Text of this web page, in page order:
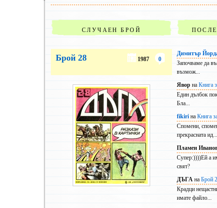
СЛУЧАЕН БРОЙ
Брой 28 1987 0
Димитър
Започваме да
възмож...
Явор на Книга
Един дълбок
Бла...
fikiri на Книга
Спомени,
прекрасната ид...
Пламен
Супер:))))Ей а
свят?
ДЪГА на Брой 2
Крадци
имате файло...